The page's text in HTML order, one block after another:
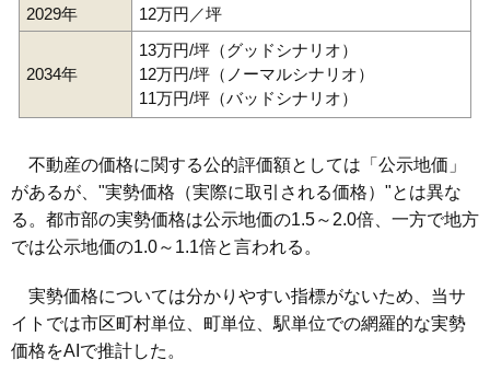
2029年
12万円／坪
2034年
13万円/坪（グッドシナリオ）
12万円/坪（ノーマルシナリオ）
11万円/坪（バッドシナリオ）
不動産の価格に関する公的評価額としては「公示地価」
があるが、"実勢価格（実際に取引される価格）"とは異な
る。都市部の実勢価格は公示地価の1.5～2.0倍、一方で地方
では公示地価の1.0～1.1倍と言われる。
実勢価格については分かりやすい指標がないため、当サ
イトでは市区町村単位、町単位、駅単位での網羅的な実勢
価格をAIで推計した。